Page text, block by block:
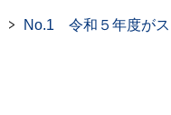
No.1 令和５年度がス